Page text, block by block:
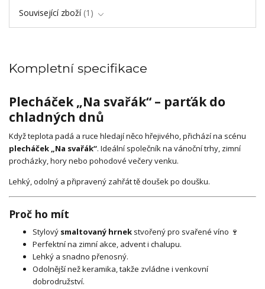
Související zboží 1
Kompletní specifikace
Plecháček „Na svařák“ – parťák do
chladných dnů
Když teplota padá a ruce hledají něco hřejivého, přichází na scénu
plecháček „Na svařák“. Ideální společník na vánoční trhy, zimní
procházky, hory nebo pohodové večery venku.
Lehký, odolný a připravený zahřát tě doušek po doušku.
Proč ho mít
Stylový smaltovaný hrnek stvořený pro svařené víno 🍷
Perfektní na zimní akce, advent i chalupu.
Lehký a snadno přenosný.
Odolnější než keramika, takže zvládne i venkovní
dobrodružství.